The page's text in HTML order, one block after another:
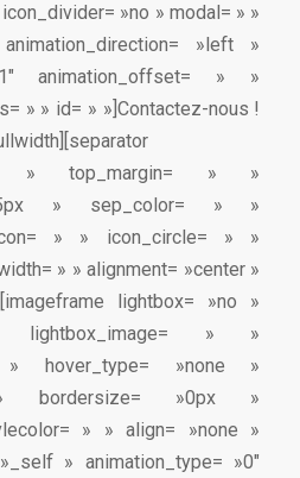
»no » modal= » »
»left »
animation_offset= » »
» » id= » »]Contactez-nous !
» top_margin= » »
» sep_color= » »
» » icon_circle= » »
» » alignment= »center »
lightbox= »no »
» »
» hover_type= »none »
bordersize= »0px »
» » align= »none »
» animation_type= »0″